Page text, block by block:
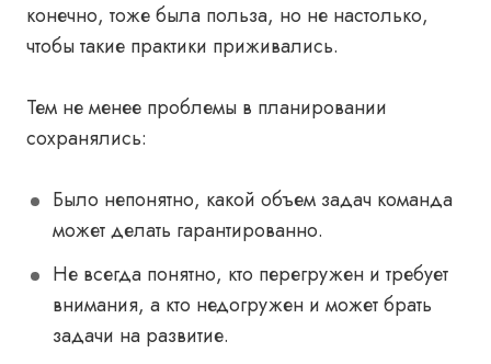
конечно, тоже была польза, но не настолько,
чтобы такие практики приживались.
Тем не менее проблемы в планировании
сохранялись:
Было непонятно, какой объем задач команда
может делать гарантированно.
Не всегда понятно, кто перегружен и требует
внимания, а кто недогружен и может брать
задачи на развитие.